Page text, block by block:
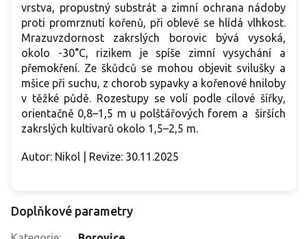
vrstva, propustný substrát a zimní ochrana nádoby
proti promrznutí kořenů, při oblevě se hlídá vlhkost.
Mrazuvzdornost zakrslých borovic bývá vysoká,
okolo -30°C, rizikem je spíše zimní vysychání a
přemokření. Ze škůdců se mohou objevit svilušky a
mšice při suchu, z chorob sypavky a kořenové hniloby
v těžké půdě. Rozestupy se volí podle cílové šířky,
orientačně 0,8–1,5 m u polštářových forem a širších
zakrslých kultivarů okolo 1,5–2,5 m.
Autor: Nikol | Revize: 30.11.2025
Doplňkové parametry